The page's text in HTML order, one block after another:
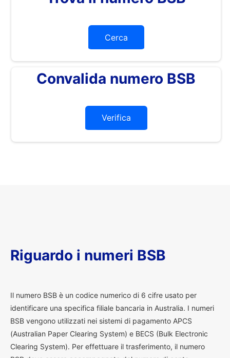
Cerca
Convalida numero BSB
Verifica
Riguardo i numeri BSB
Il numero BSB è un codice numerico di 6 cifre usato per
identificare una specifica filiale bancaria in Australia. I numeri
BSB vengono utilizzati nei sistemi di pagamento APCS
(Australian Paper Clearing System) e BECS (Bulk Electronic
Clearing System). Per effettuare il trasferimento, il numero